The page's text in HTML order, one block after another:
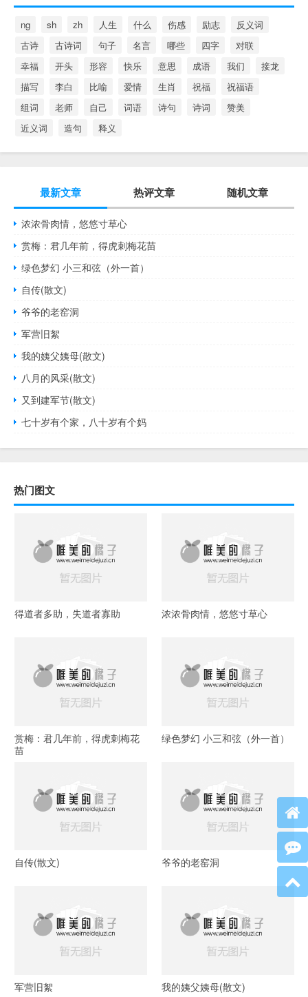
ng sh zh 人生 什么 伤感 励志
反义词
古诗
古诗词 句子 名言 哪些 四字
对联
幸福
开头 形容 快乐 意思 成语 我们
接龙
描写
李白 比喻 爱情 生肖 祝福
祝福语
组词
老师 自己 词语 诗句 诗词
赞美
近义词
造句 释义
最新文章 热评文章 随机文章
浓浓骨肉情，悠悠寸草心
赏梅：君几年前，得虎刺梅花苗
绿色梦幻 小三和弦（外一首）
自传(散文)
爷爷的老窑洞
军营旧絮
我的姨父姨母(散文)
八月的风采(散文)
又到建军节(散文)
七十岁有个家，八十岁有个妈
热门图文
得道者多助，失道者寡助 浓浓骨肉情，悠悠寸草心
赏梅：君几年前，得虎刺梅花
苗
绿色梦幻 小三和弦（外一首）
自传(散文) 爷爷的老窑洞
军营旧絮 我的姨父姨母(散文)